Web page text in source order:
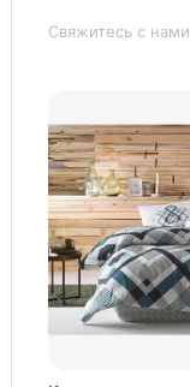
Свяжитесь с